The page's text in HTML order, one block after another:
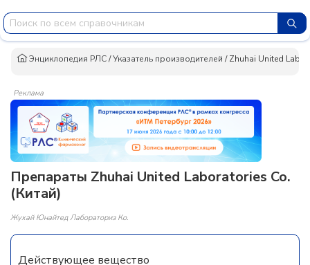
Энциклопедия РЛС/Указатель производителей /Zhuhai United
Реклама
Препараты Zhuhai United Laboratories Co.
(Китай)
Жухай Юнайтед Лабораториз Ко.
Действующее вещество